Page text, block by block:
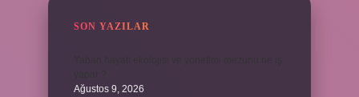
SON YAZILAR
Ağustos 9, 2026